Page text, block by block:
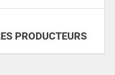
PRODUCTEURS